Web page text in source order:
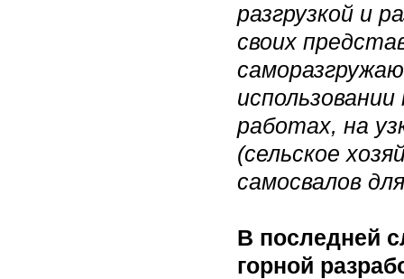
разгрузкой и
своих
работах, на
(сельское
самосвалов
В последней
горной